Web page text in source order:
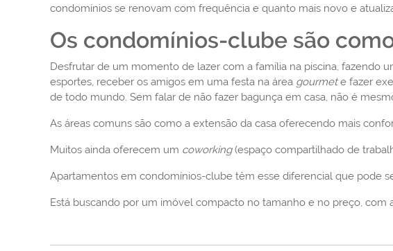
condomínios se renovam com frequência e quanto mais novo e
Os condomínios-clube são
Desfrutar de um momento de lazer com a família na piscina, fazendo
esportes, receber os amigos em uma festa na área gourmete fazer
de todo mundo. Sem falar de não fazer bagunça em casa, não é
As áreas comuns são como a extensão da casa oferecendo mais
Muitos ainda oferecem um coworking(espaço compartilhado de
Apartamentos em condomínios-clube têm esse diferencial que pode
Está buscando por um imóvel compacto no tamanho e no preço,